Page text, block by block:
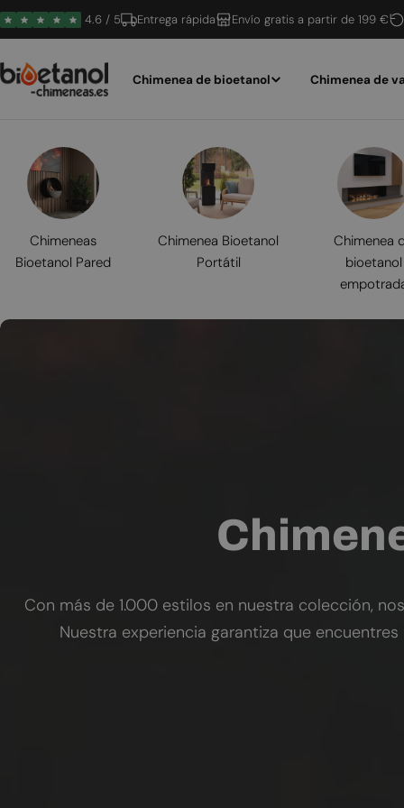
Saltar
al
4.6 / 5 Entrega rápida Envío gratis a partir de 199 €
Chimenea de bioetanol Chimenea de
Chimeneas
Bioetanol Pared
Chimenea Bioetanol
Portátil
Chimenea
bioetanol
Con más de 1.000 estilos en nuestra colección,
Nuestra experiencia garantiza que